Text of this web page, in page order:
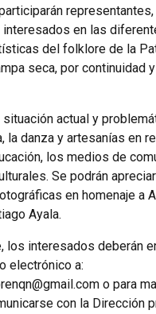
representantes,
en las
del folklore de la
seca, por continuidad
situación actual y
la danza y artesanías en
los medios de
Se podrán
en homenaje a
Ayala.
los interesados deberán
electrónico a:
o para
con la Dirección